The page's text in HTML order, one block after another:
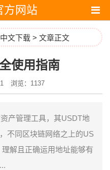
方网站
文下载 > 文章正文
使用指南
浏览：1137
产管理工具，其USDT地
不同区块链网络之上的US
解且正确运用地址能够有